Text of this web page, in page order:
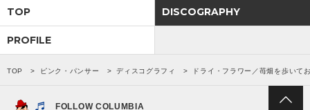
TOP DISCOGRAPHY
PROFILE
TOP ピンク・パンサー ディスコグラフィ ドライ・フラワー／苺畑を歩いて
FOLLOW COLUMBIA